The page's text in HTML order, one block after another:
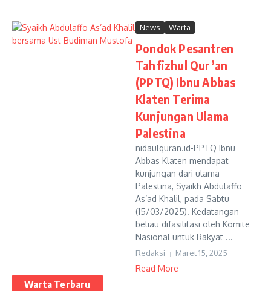
News Warta
Pondok Pesantren
Tahfizhul Qur’an
(PPTQ) Ibnu Abbas
Klaten Terima
Kunjungan Ulama
Palestina
nidaulquran.id-PPTQ Ibnu
Abbas Klaten mendapat
kunjungan dari ulama
Palestina, Syaikh Abdulaffo
As’ad Khalil, pada Sabtu
(15/03/2025). Kedatangan
beliau difasilitasi oleh Komite
Nasional untuk Rakyat ...
Redaksi Maret 15, 2025
Read More
Warta Terbaru